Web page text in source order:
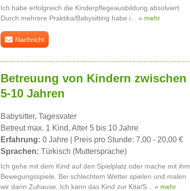
Ich habe erfolgreich die Kinderpflegeausbildung absolviert.
Durch mehrere Praktika/Babysitting habe i... » mehr
Nachricht
Betreuung von Kindern zwischen
5-10 Jahren
Babysitter, Tagesvater
Betreut max. 1 Kind, Alter 5 bis 10 Jahre
Erfahrung: 0 Jahre | Preis pro Stunde: 7,00 - 20,00 €
Sprachen: Türkisch (Muttersprache)
Ich gehe mit dem Kind auf den Spielplatz oder mache mit ihm
Bewegungsspiele. Bei schlechtem Wetter spielen und malen
wir dann Zuhause. Ich kann das Kind zur Kita/S... » mehr